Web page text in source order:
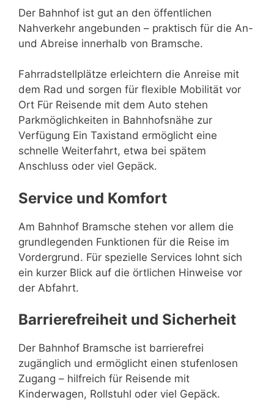
Der Bahnhof ist gut an den öffentlichen
Nahverkehr angebunden – praktisch für die An-
und Abreise innerhalb von Bramsche.
Fahrradstellplätze erleichtern die Anreise mit
dem Rad und sorgen für flexible Mobilität vor
Ort Für Reisende mit dem Auto stehen
Parkmöglichkeiten in Bahnhofsnähe zur
Verfügung Ein Taxistand ermöglicht eine
schnelle Weiterfahrt, etwa bei spätem
Anschluss oder viel Gepäck.
Service und Komfort
Am Bahnhof Bramsche stehen vor allem die
grundlegenden Funktionen für die Reise im
Vordergrund. Für spezielle Services lohnt sich
ein kurzer Blick auf die örtlichen Hinweise vor
der Abfahrt.
Barrierefreiheit und Sicherheit
Der Bahnhof Bramsche ist barrierefrei
zugänglich und ermöglicht einen stufenlosen
Zugang – hilfreich für Reisende mit
Kinderwagen, Rollstuhl oder viel Gepäck.